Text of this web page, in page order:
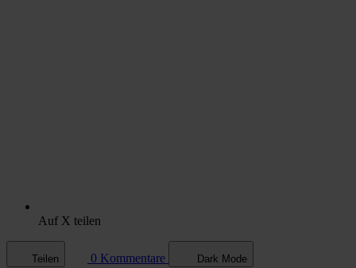
Auf X teilen
Teilen 0 Kommentare Dark Mode